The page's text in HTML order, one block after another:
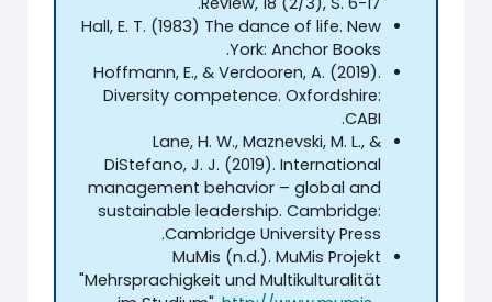
Hall, E. T. (1983) The dance of life. New
York: Anchor Books.
Hoffmann, E., & Verdooren, A. (2019).
Diversity competence. Oxfordshire:
CABI.
Lane, H. W., Maznevski, M. L., &
DiStefano, J. J. (2019). International
management behavior – global and
sustainable leadership. Cambridge:
Cambridge University Press.
MuMis (n.d.). MuMis Projekt
"Mehrsprachigkeit und Multikulturalität